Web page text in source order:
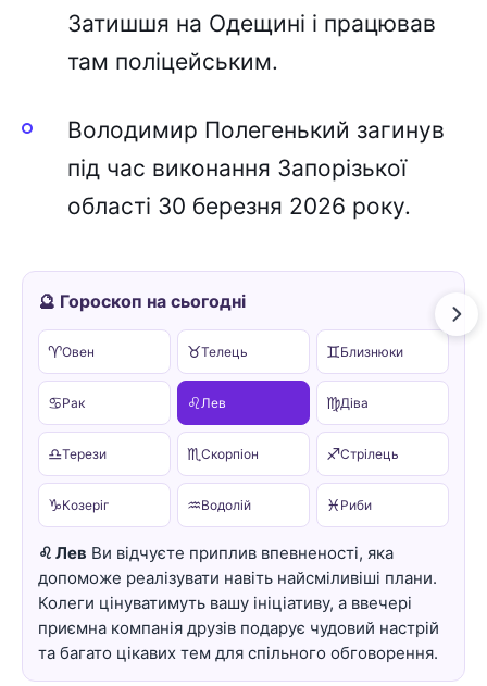
Затишшя на Одещині і працював
там поліцейським.
Володимир Полегенький загинув
під час виконання Запорізької
області 30 березня 2026 року.
🔮 Гороскоп на сьогодні
♈Овен ♉Телець ♊Близнюки
♋Рак ♌ Лев ♍Діва
♎Терези ♏Скорпіон ♐Стрілець
♑Козеріг ♒Водолій ♓ Риби
♌ Лев Ви відчуєте приплив впевненості, яка
допоможе реалізувати навіть найсміливіші плани.
Колеги цінуватимуть вашу ініціативу, а ввечері
приємна компанія друзів подарує чудовий настрій
та багато цікавих тем для спільного обговорення.